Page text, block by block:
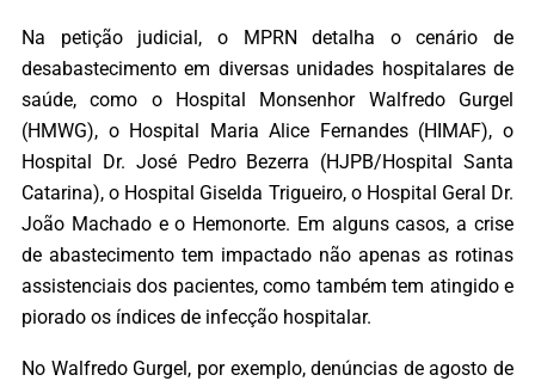
Na petição judicial, o MPRN detalha o cenário de
desabastecimento em diversas unidades hospitalares de
saúde, como o Hospital Monsenhor Walfredo Gurgel
(HMWG), o Hospital Maria Alice Fernandes (HIMAF), o
Hospital Dr. José Pedro Bezerra (HJPB/Hospital Santa
Catarina), o Hospital Giselda Trigueiro, o Hospital Geral Dr.
João Machado e o Hemonorte. Em alguns casos, a crise
de abastecimento tem impactado não apenas as rotinas
assistenciais dos pacientes, como também tem atingido e
piorado os índices de infecção hospitalar.
No Walfredo Gurgel, por exemplo, denúncias de agosto de